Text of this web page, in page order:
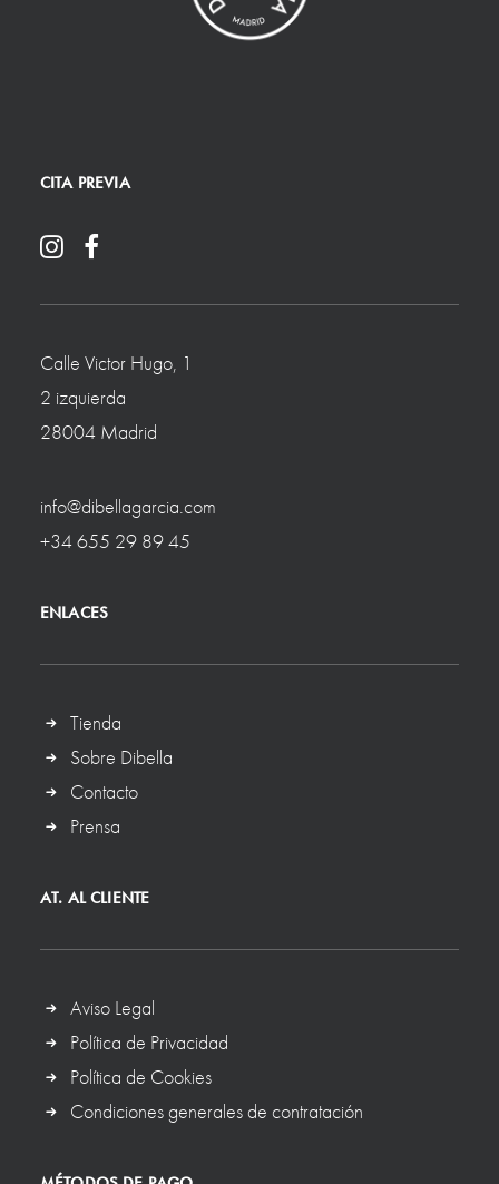
CITA PREVIA
Calle Victor Hugo, 1
2 izquierda
28004 Madrid
info@dibellagarcia.com
+34 655 29 89 45
ENLACES
Tienda
Sobre Dibella
Contacto
Prensa
AT. AL CLIENTE
Aviso Legal
Política de Privacidad
Política de Cookies
Condiciones generales de contratación